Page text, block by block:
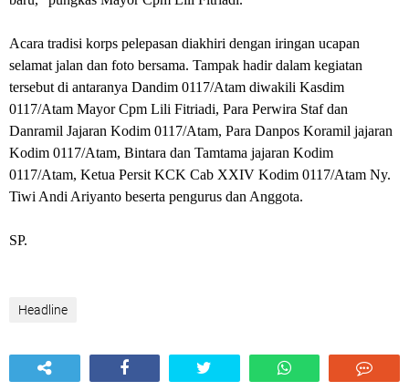
Acara tradisi korps pelepasan diakhiri dengan iringan ucapan
selamat jalan dan foto bersama. Tampak hadir dalam kegiatan
tersebut di antaranya Dandim 0117/Atam diwakili Kasdim
0117/Atam Mayor Cpm Lili Fitriadi, Para Perwira Staf dan
Danramil Jajaran Kodim 0117/Atam, Para Danpos Koramil jajaran
Kodim 0117/Atam, Bintara dan Tamtama jajaran Kodim
0117/Atam, Ketua Persit KCK Cab XXIV Kodim 0117/Atam Ny.
Tiwi Andi Ariyanto beserta pengurus dan Anggota.
SP.
Headline